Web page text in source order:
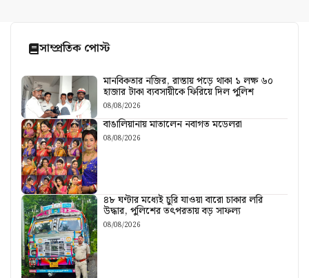
সাম্প্রতিক পোস্ট
মানবিকতার নজির, রাস্তায় পড়ে থাকা ১ লক্ষ ৬০
হাজার টাকা ব্যবসায়ীকে ফিরিয়ে দিল পুলিশ
08/08/2026
বাঙালিয়ানায় মাতালেন নবাগত মডেলরা
08/08/2026
৪৮ ঘণ্টার মধ্যেই চুরি যাওয়া বারো চাকার লরি
উদ্ধার, পুলিশের তৎপরতায় বড় সাফল্য
08/08/2026